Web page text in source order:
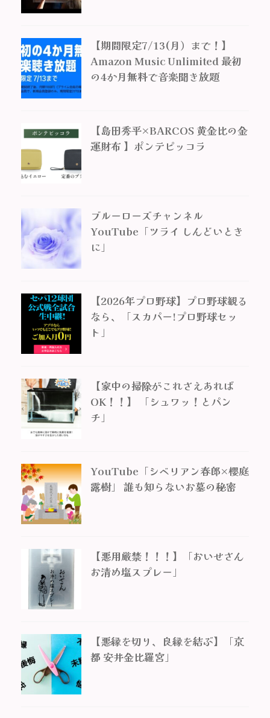
【期間限定7/13(月）まで！】
Amazon Music Unlimited 最初
の4か月無料で音楽聞き放題
【島田秀平×BARCOS 黄金比の金
運財布 】ポンテピッコラ
ブルーローズチャンネル
YouTube「ツライ しんどいとき
に」
【2026年プロ野球】プロ野球観る
なら、「スカパー!プロ野球セッ
ト」
【家中の掃除がこれさえあれば
OK！！】 「シュワッ！とパン
チ」
YouTube「シベリアン春郎×櫻庭
露樹」 誰も知らないお墓の秘密
【悪用厳禁！！！】「おいせさん
お清め塩スプレー」
【悪縁を切り、良縁を結ぶ】「京
都 安井金比羅宮」